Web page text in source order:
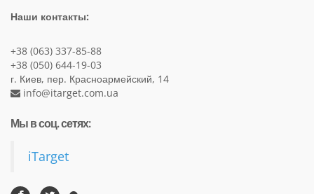
Наши контакты:
+38 (063) 337-85-88
+38 (050) 644-19-03
г. Киев, пер. Красноармейский, 14
info@itarget.com.ua
Мы в соц. сетях:
iTarget